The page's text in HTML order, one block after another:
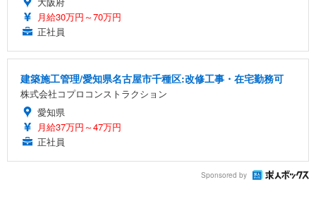
月給30万円～70万円
正社員
建築施工管理/愛知県名古屋市千種区:改修工事・在宅勤務可
株式会社コプロコンストラクション
愛知県
月給37万円～47万円
正社員
Sponsored by